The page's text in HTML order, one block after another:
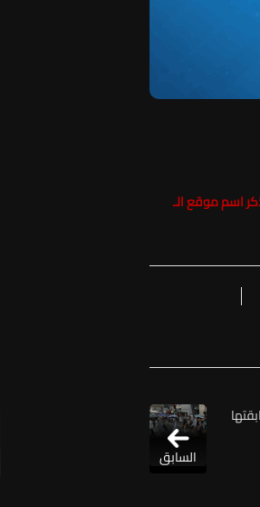
مضمون الخبر مع ذكر اسم موقع الـ
السابق